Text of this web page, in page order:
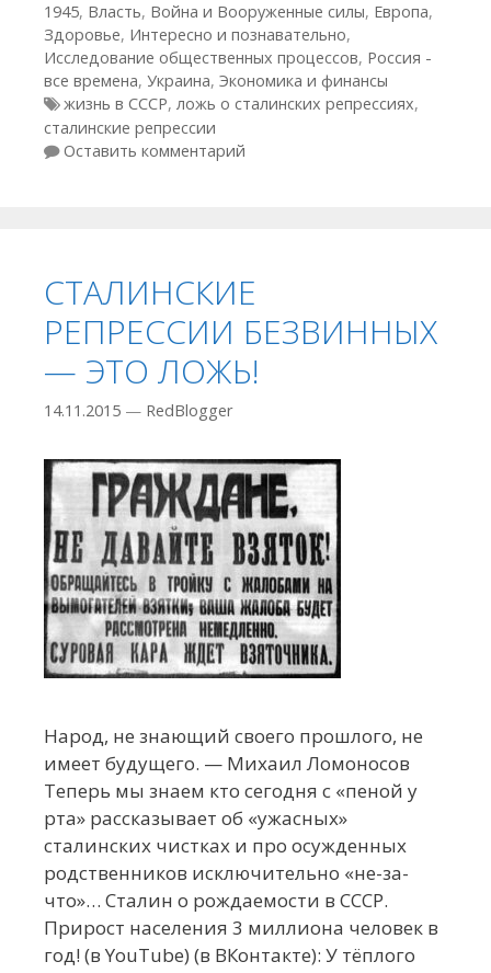
1945, Власть, Война и Вооруженные силы, Европа,
Здоровье, Интересно и познавательно,
Исследование общественных процессов, Россия -
все времена, Украина, Экономика и финансы
Метки
жизнь в СССР, ложь о сталинских репрессиях,
сталинские репрессии
Оставить комментарий
СТАЛИНСКИЕ
РЕПРЕССИИ БЕЗВИННЫХ
— ЭТО ЛОЖЬ!
14.11.2015 — RedBlogger
Народ, не знающий своего прошлого, не
имеет будущего. — Михаил Ломоносов
Теперь мы знаем кто сегодня с «пеной у
рта» рассказывает об «ужасных»
сталинских чистках и про осужденных
родственников исключительно «не-за-
что»… Сталин о рождаемости в СССР.
Прирост населения 3 миллиона человек в
год! (в YouTube) (в ВКонтакте): У тёплого